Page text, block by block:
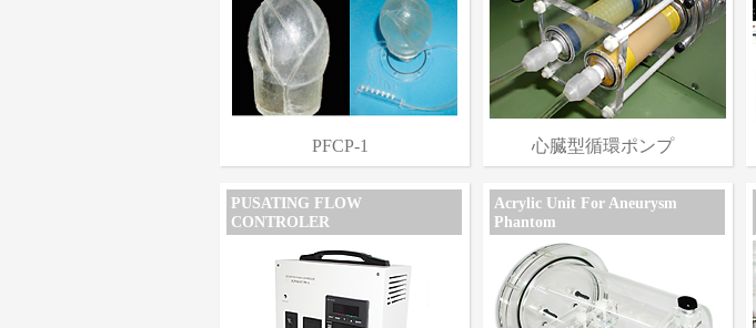
PFCP-1 心臓型循環ポンプ
PUSATING FLOW
CONTROLER
Acrylic Unit For Aneurysm
Phantom